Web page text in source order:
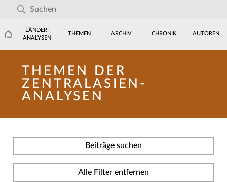
LÄNDER-
ANALYSEN
THEMEN ARCHIV CHRONIK AUTOREN
THEMEN DER
ZENTRALASIEN-
ANALYSEN
Beiträge suchen
Alle Filter entfernen